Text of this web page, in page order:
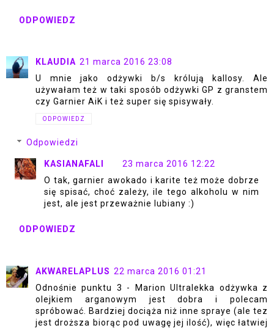
ODPOWIEDZ
KLAUDIA 21 marca 2016 23:08
U mnie jako odżywki b/s królują kallosy. Ale
używałam też w taki sposób odżywki GP z granstem
czy Garnier AiK i też super się spisywały.
ODPOWIEDZ
Odpowiedzi
KASIANAFALI
23 marca 2016 12:22
O tak, garnier awokado i karite też może dobrze
się spisać, choć zależy, ile tego alkoholu w nim
jest, ale jest przeważnie lubiany :)
ODPOWIEDZ
AKWARELAPLUS 22 marca 2016 01:21
Odnośnie punktu 3 - Marion Ultralekka odżywka z
olejkiem arganowym jest dobra i polecam
spróbować. Bardziej dociąża niż inne spraye (ale tez
jest droższa biorąc pod uwagę jej ilość), więc łatwiej